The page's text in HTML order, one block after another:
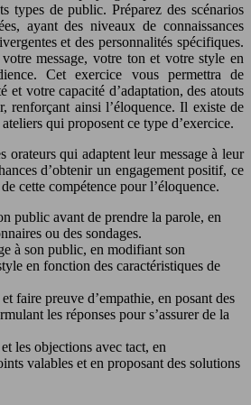
types de public. Préparez des scénarios
ayant des niveaux de connaissances
et des personnalités spécifiques.
message, votre ton et votre style en
Cet exercice vous permettra de
votre capacité d’adaptation, des atouts
renforçant ainsi l’éloquence. Il existe de
qui proposent ce type d’exercice.
orateurs qui adaptent leur message à leur
d’obtenir un engagement positif, ce
cette compétence pour l’éloquence.
public avant de prendre la parole, en
ou des sondages.
à son public, en modifiant son
en fonction des caractéristiques de
faire preuve d’empathie, en posant des
les réponses pour s’assurer de la
les objections avec tact, en
valables et en proposant des solutions